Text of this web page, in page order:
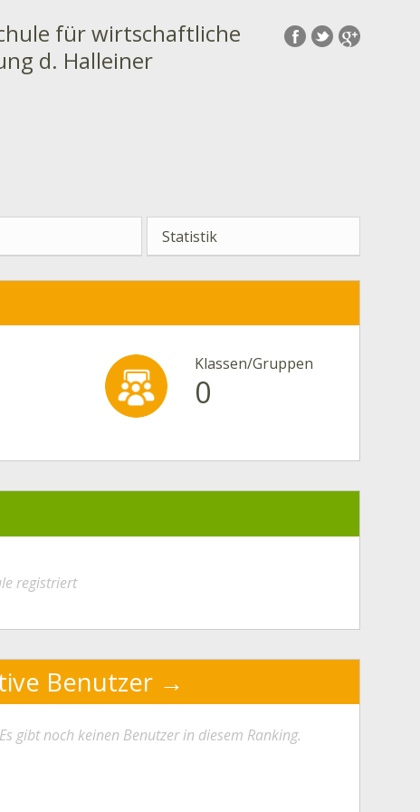
für wirtschaftliche
d. Halleiner
Statistik
Klassen/Gruppen
0
registriert
Benutzer
Es gibt noch keinen Benutzer in diesem Ranking.